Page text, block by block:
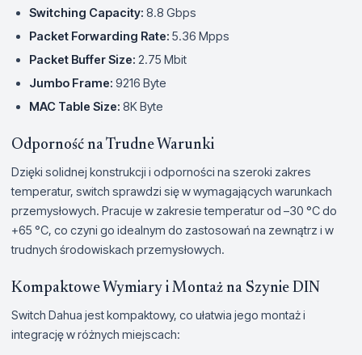
Switching Capacity: 8.8 Gbps
Packet Forwarding Rate: 5.36 Mpps
Packet Buffer Size: 2.75 Mbit
Jumbo Frame: 9216 Byte
MAC Table Size: 8K Byte
Odporność na Trudne Warunki
Dzięki solidnej konstrukcji i odporności na szeroki zakres
temperatur, switch sprawdzi się w wymagających warunkach
przemysłowych. Pracuje w zakresie temperatur od –30 °C do
+65 °C, co czyni go idealnym do zastosowań na zewnątrz i w
trudnych środowiskach przemysłowych.
Kompaktowe Wymiary i Montaż na Szynie DIN
Switch Dahua jest kompaktowy, co ułatwia jego montaż i
integrację w różnych miejscach: